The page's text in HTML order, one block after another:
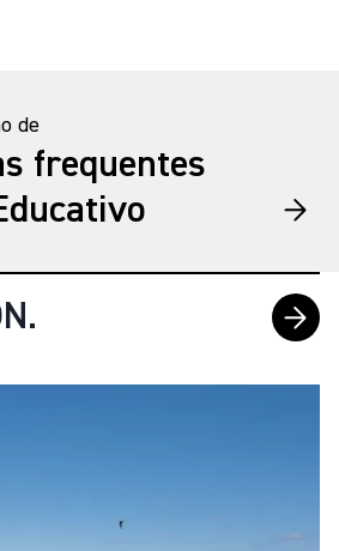
de
frequentes